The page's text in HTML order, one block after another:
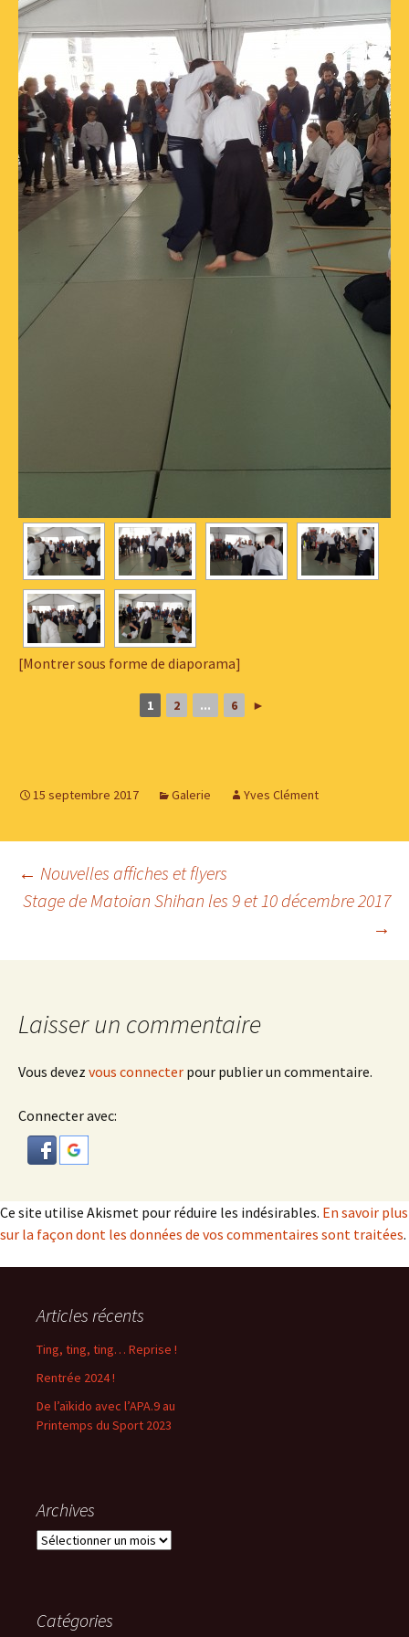
[Montrer sous forme de diaporama]
1 2 ... 6 ►
15 septembre 2017 Galerie Yves Clément
Navigation
← Nouvelles affiches et flyers
Stage de Matoian Shihan les 9 et 10 décembre 2017
→
Laisser un commentaire
Vous devez vous connecter pour publier un commentaire.
Connecter avec:
Ce site utilise Akismet pour réduire les indésirables. En savoir plus
sur la façon dont les données de vos commentaires sont traitées.
Articles récents
Ting, ting, ting… Reprise !
Rentrée 2024 !
De l’aïkido avec l’APA.9 au
Printemps du Sport 2023
Archives
Archives
Catégories